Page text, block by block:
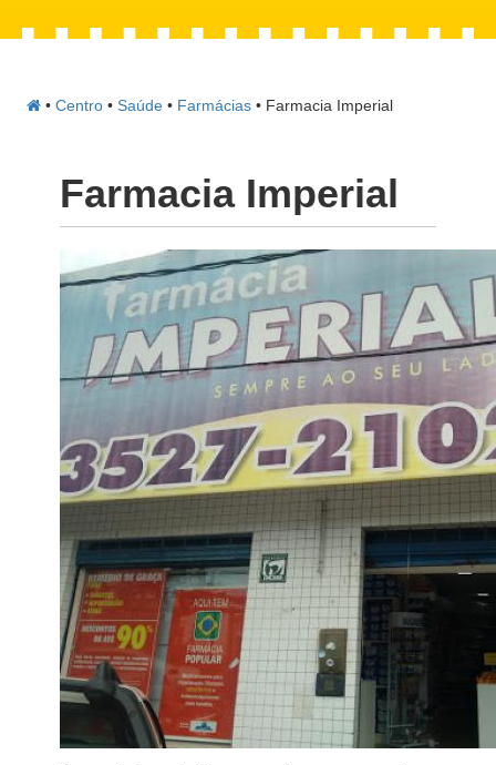
• Centro • Saúde • Farmácias •Farmacia Imperial
Farmacia Imperial